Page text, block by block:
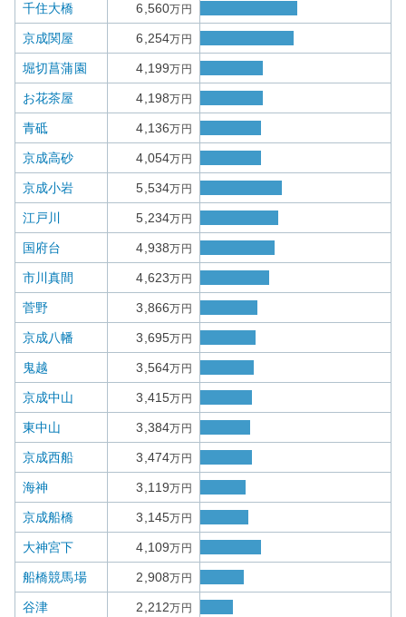
千住大橋 6,560万円
京成関屋 6,254万円
堀切菖蒲園 4,199万円
お花茶屋 4,198万円
青砥 4,136万円
京成高砂 4,054万円
京成小岩 5,534万円
江戸川 5,234万円
国府台 4,938万円
市川真間 4,623万円
菅野 3,866万円
京成八幡 3,695万円
鬼越 3,564万円
京成中山 3,415万円
東中山 3,384万円
京成西船 3,474万円
海神 3,119万円
京成船橋 3,145万円
大神宮下 4,109万円
船橋競馬場 2,908万円
谷津 2,212万円